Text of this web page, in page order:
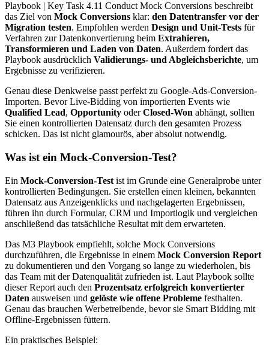
Playbook | Key Task 4.11 Conduct Mock Conversions beschreibt
das Ziel von Mock Conversions klar: den Datentransfer vor der
Migration testen. Empfohlen werden Design und Unit-Tests für
Verfahren zur Datenkonvertierung beim Extrahieren,
Transformieren und Laden von Daten. Außerdem fordert das
Playbook ausdrücklich Validierungs- und Abgleichsberichte, um
Ergebnisse zu verifizieren.
Genau diese Denkweise passt perfekt zu Google-Ads-Conversion-
Importen. Bevor Live-Bidding von importierten Events wie
Qualified Lead, Opportunity oderClosed-Won abhängt, sollten
Sie einen kontrollierten Datensatz durch den gesamten Prozess
schicken. Das ist nicht glamourös, aber absolut notwendig.
Was ist ein Mock-Conversion-Test?
Ein Mock-Conversion-Test ist im Grunde eine Generalprobe unter
kontrollierten Bedingungen. Sie erstellen einen kleinen, bekannten
Datensatz aus Anzeigenklicks und nachgelagerten Ergebnissen,
führen ihn durch Formular, CRM und Importlogik und vergleichen
anschließend das tatsächliche Resultat mit dem erwarteten.
Das M3 Playbook empfiehlt, solche Mock Conversions
durchzuführen, die Ergebnisse in einem Mock Conversion Report
zu dokumentieren und den Vorgang so lange zu wiederholen, bis
das Team mit der Datenqualität zufrieden ist. Laut Playbook sollte
dieser Report auch den Prozentsatz erfolgreich konvertierter
Daten ausweisen und gelöste wie offene Probleme festhalten.
Genau das brauchen Werbetreibende, bevor sie Smart Bidding mit
Offline-Ergebnissen füttern.
Ein praktisches Beispiel: